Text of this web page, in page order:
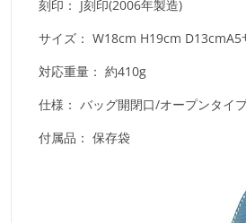
刻印： J刻印(2006年製造)
サイズ： W18cm H19cm D13cmA5
対応重量： 約410g
仕様： バッグ開閉口/オープンタイ
付属品： 保存袋